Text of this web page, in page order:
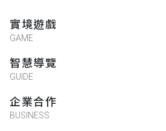
實境遊戲
GAME
智慧導覽
GUIDE
企業合作
BUSINESS